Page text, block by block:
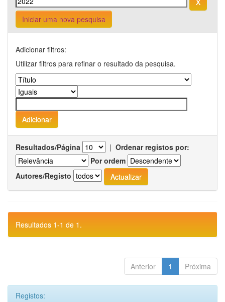
Iniciar uma nova pesquisa
Adicionar filtros:
Utilizar filtros para refinar o resultado da pesquisa.
Resultados/Página | Ordenar registos por:
Por ordem
Autores/Registo
Resultados 1-1 de 1.
Anterior 1 Próxima
Registos: